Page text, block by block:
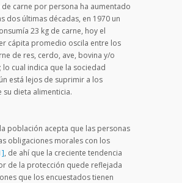
de carne por persona ha aumentado
dos últimas décadas, en 1970 un
23 kg de carne, hoy el
cápita promedio oscila entre los
de res, cerdo, ave, bovina y/o
; lo cual indica que la sociedad
está lejos de suprimir a los
su dieta alimenticia.
población acepta que las personas
obligaciones morales con los
, de ahí que la creciente tendencia
de la protección quede reflejada
que los encuestados tienen